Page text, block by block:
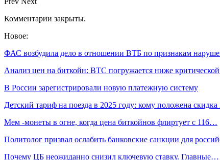
Комментарии закрыты.
Новое:
ФАС возбудила дело в отношении ВТБ по признакам
Анализ цен на биткойн: BTC погружается ниже
В России зарегистрировали новую платежную систему
Детский тариф на поезда в 2025 году: кому положена
Мем -монеты в огне, когда цена биткойнов флиртует с 116…
Политолог призвал ослабить банковские санкции для
Почему ЦБ неожиданно снизил ключевую ставку. Главные…